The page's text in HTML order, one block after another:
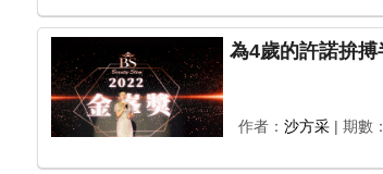
作者： 沙方采 | 期數：